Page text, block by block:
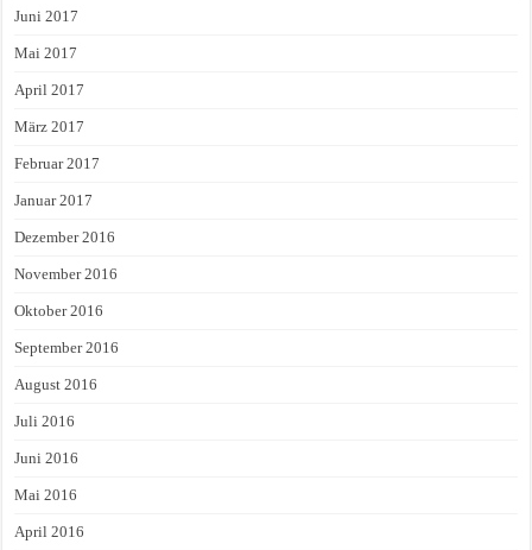
Juni 2017
Mai 2017
April 2017
März 2017
Februar 2017
Januar 2017
Dezember 2016
November 2016
Oktober 2016
September 2016
August 2016
Juli 2016
Juni 2016
Mai 2016
April 2016